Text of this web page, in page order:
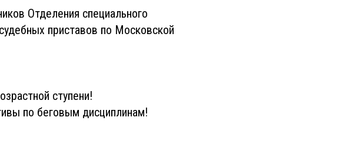
Отделения специального
приставов по Московской
ступени!
по беговым дисциплинам!